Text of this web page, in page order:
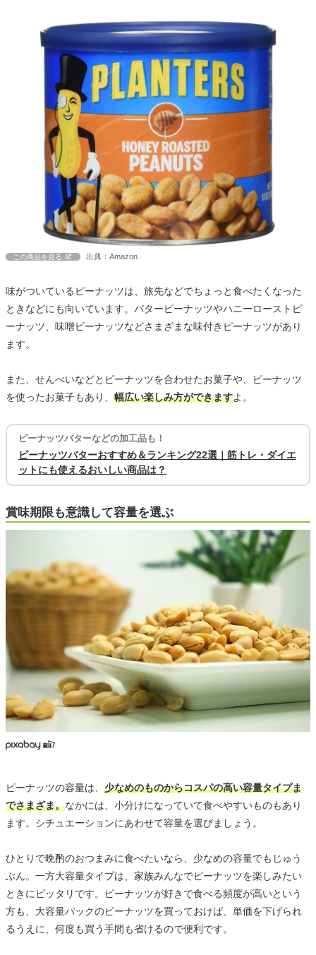
この商品を見る 出典：Amazon
味がついているピーナッツは、旅先などでちょっと食べたくなった
ときなどにも向いています。バターピーナッツやハニーローストピ
ーナッツ、味噌ピーナッツなどさまざまな味付きピーナッツがあり
ます。
また、せんべいなどとピーナッツを合わせたお菓子や、ピーナッツ
を使ったお菓子もあり、 幅広い楽しみ方ができますよ。
ピーナッツバターなどの加工品も！
ピーナッツバターおすすめ＆ランキング22選｜筋トレ・ダイエ
ットにも使えるおいしい商品は？
賞味期限も意識して容量を選ぶ
ピーナッツの容量は、 少なめのものからコスパの高い容量タイプま
でさまざま。なかには、小分けになっていて食べやすいものもあり
ます。シチュエーションにあわせて容量を選びましょう。
ひとりで晩酌のおつまみに食べたいなら、少なめの容量でもじゅう
ぶん。一方大容量タイプは、家族みんなでピーナッツを楽しみたい
ときにピッタリです。ピーナッツが好きで食べる頻度が高いという
方も、大容量パックのピーナッツを買っておけば、単価を下げられ
るうえに、何度も買う手間も省けるので便利です。